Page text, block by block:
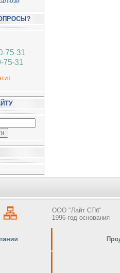
75-31
75-31
OOO "Лайт СПб"
1996 год основания